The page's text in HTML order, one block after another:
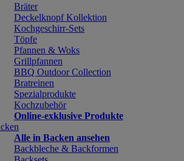
Bräter
Deckelknopf Kollektion
Kochgeschirr-Sets
Töpfe
Pfannen & Woks
Grillpfannen
BBQ Outdoor Collection
Bratreinen
Spezialprodukte
Kochzubehör
Online-exklusive Produkte
Alle in Backen ansehen
Backbleche & Backformen